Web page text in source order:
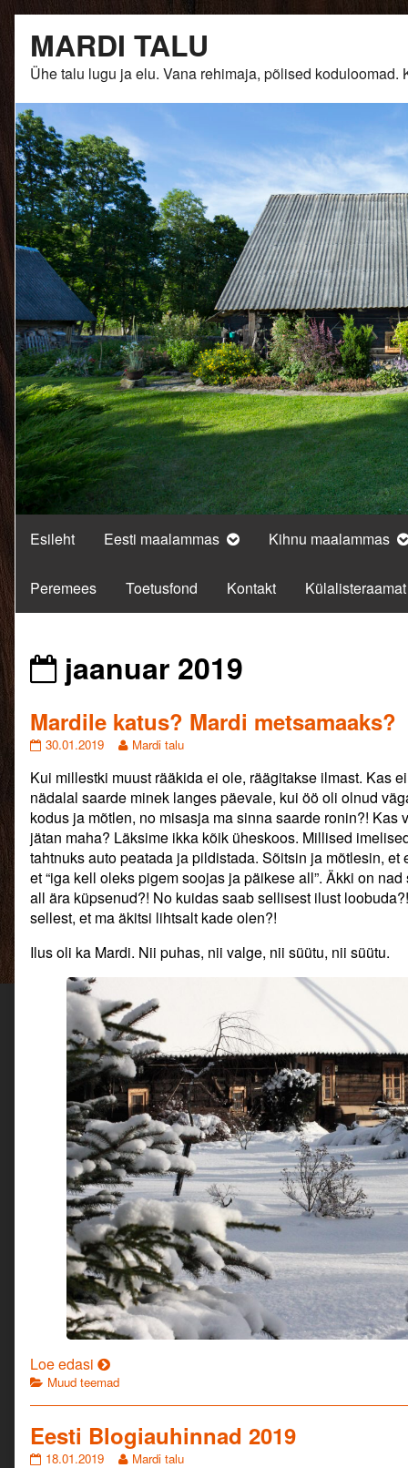
content
MARDI TALU
Ühe talu lugu ja elu. Vana rehimaja, põlised
Esileht Eesti maalammas Kihnu maalammas
Peremees Toetusfond Kontakt Külalisteraamat
Posts
from
jaanuar 2019
Mardile katus? Mardi metsamaaks?
Mardile
Mardi
metsamaaks?
published
on
30.01.2019
Read
posts
by
the
author
of
Mardile
katus?
Mardi
metsamaaks?,
Mardi talu
Kui millestki muust rääkida ei ole, räägitakse ilmast. Kas
nädalal saarde minek langes päevale, kui öö oli olnud
kodus ja mõtlen, no misasja ma sinna saarde ronin?! Kas
jätan maha? Läksime ikka kõik üheskoos. Millised
tahtnuks auto peatada ja pildistada. Sõitsin ja mõtlesin,
et “iga kell oleks pigem soojas ja päikese all”. Äkki on
all ära küpsenud?! No kuidas saab sellisest ilust
sellest, et ma äkitsi lihtsalt kade olen?!
Ilus oli ka Mardi. Nii puhas, nii valge, nii süütu, nii süütu.
Loe edasi Mardile
katus?
Mardi
metsamaaks?
Categories
Muud teemad
Eesti Blogiauhinnad 2019
Eesti
18.01.2019
Read
Mardi talu